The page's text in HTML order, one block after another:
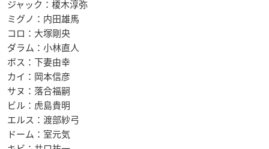
ジャック：榎木淳弥
ミグノ：内田雄馬
コロ：大塚剛央
ダラム：小林直人
ボス：下妻由幸
カイ：岡本信彦
サヌ：落合福嗣
ビル：虎島貴明
エルス：渡部紗弓
ドーム：室元気